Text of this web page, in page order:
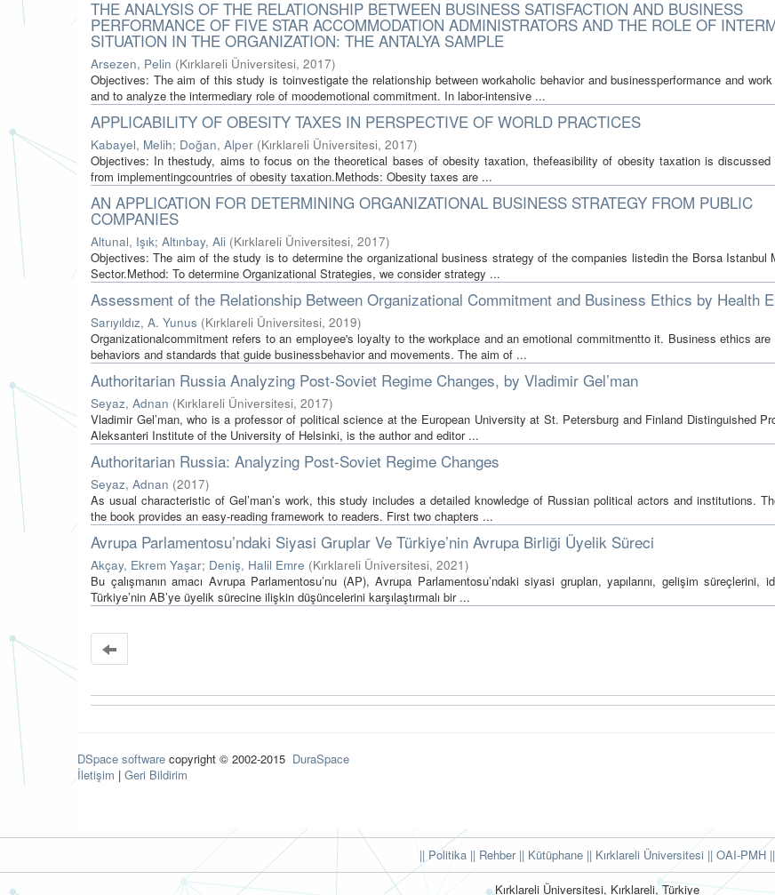
THE ANALYSIS OF THE RELATIONSHIP BETWEEN BUSINESS SATISFACTION AND BUSINESS
PERFORMANCE OF FIVE STAR ACCOMMODATION ADMINISTRATORS AND THE ROLE OF
SITUATION IN THE ORGANIZATION: THE ANTALYA SAMPLE
Arsezen, Pelin (Kırklareli Üniversitesi, 2017)
Objectives: The aim of this study is toinvestigate the relationship between workaholic behavior and businessperformance and work
and to analyze the intermediary role of moodemotional commitment. In labor-intensive ...
APPLICABILITY OF OBESITY TAXES IN PERSPECTIVE OF WORLD PRACTICES
Kabayel, Melih; Doğan, Alper (Kırklareli Üniversitesi, 2017)
Objectives: In thestudy, aims to focus on the theoretical bases of obesity taxation, thefeasibility of obesity taxation is discussed
from implementingcountries of obesity taxation.Methods: Obesity taxes are ...
AN APPLICATION FOR DETERMINING ORGANIZATIONAL BUSINESS STRATEGY FROM PUBLIC
COMPANIES
Altunal, Işık; Altınbay, Ali (Kırklareli Üniversitesi, 2017)
Objectives: The aim of the study is to determine the organizational business strategy of the companies listedin the Borsa Istanbul
Sector.Method: To determine Organizational Strategies, we consider strategy ...
Assessment of the Relationship Between Organizational Commitment and Business Ethics by Health
Sarıyıldız, A. Yunus (Kırklareli Üniversitesi, 2019)
Organizationalcommitment refers to an employee's loyalty to the workplace and an emotional commitmentto it. Business ethics are
behaviors and standards that guide businessbehavior and movements. The aim of ...
Authoritarian Russia Analyzing Post-Soviet Regime Changes, by Vladimir Gel’man
Seyaz, Adnan (Kırklareli Üniversitesi, 2017)
Vladimir Gel’man, who is a professor of political science at the European University at St. Petersburg and Finland Distinguished
Aleksanteri Institute of the University of Helsinki, is the author and editor ...
Authoritarian Russia: Analyzing Post-Soviet Regime Changes
Seyaz, Adnan (2017)
As usual characteristic of Gel’man’s work, this study includes a detailed knowledge of Russian political actors and institutions.
the book provides an easy-reading framework to readers. First two chapters ...
Avrupa Parlamentosu’ndaki Siyasi Gruplar Ve Türkiye’nin Avrupa Birliği Üyelik Süreci
Akçay, Ekrem Yaşar; Deniş, Halil Emre (Kırklareli Üniversitesi, 2021)
Bu çalışmanın amacı Avrupa Parlamentosu’nu (AP), Avrupa Parlamentosu’ndaki siyasi grupları, yapılarını, gelişim süreçlerini,
Türkiye’nin AB’ye üyelik sürecine ilişkin düşüncelerini karşılaştırmalı bir ...
DSpace software copyright © 2002-2015 DuraSpace
İletişim | Geri Bildirim
|| Politika || Rehber|| Kütüphane || Kırklareli Üniversitesi || OAI-PMH ||
Kırklareli Üniversitesi, Kırklareli, Türkiye